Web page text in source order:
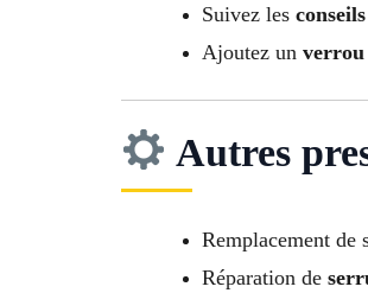
Suivez les
Ajoutez un verrou
Autres
Remplacement de
Réparation de